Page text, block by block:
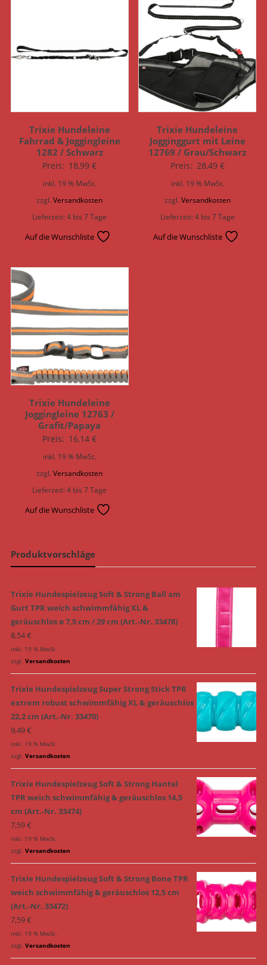
Trixie Hundeleine
Fahrrad & Joggingleine
1282 / Schwarz
Preis: 18,99€
inkl. 19 % MwSt.
zzgl.Versandkosten
Lieferzeit:4 bis 7 Tage
Auf die Wunschliste
Trixie Hundeleine
Jogginggurt mit Leine
12769 / Grau/Schwarz
Preis: 28,49 €
inkl. 19 % MwSt.
zzgl. Versandkosten
Lieferzeit:4 bis 7 Tage
Auf die Wunschliste
Trixie Hundeleine
Joggingleine 12763 /
Grafit/Papaya
Preis: 16,14€
inkl. 19 % MwSt.
zzgl.Versandkosten
Lieferzeit:4 bis 7 Tage
Auf die Wunschliste
Produktvorschläge
Trixie Hundespielzeug Soft & Strong Ball am
Gurt TPR weich schwimmfähig XL &
geräuschlos ø 7,5 cm / 29 cm (Art.-Nr. 33478)
8,54€
inkl. 19 % MwSt.
zzgl. Versandkosten
Trixie Hundespielzeug Super Strong Stick TPR
extrem robust schwimmfähig XL & geräuschlos
22,2 cm (Art.-Nr. 33470)
9,49€
inkl. 19 % MwSt.
zzgl. Versandkosten
Trixie Hundespielzeug Soft & Strong Hantel
TPR weich schwimmfähig & geräuschlos 14,5
cm (Art.-Nr. 33474)
7,59€
inkl. 19 % MwSt.
zzgl. Versandkosten
Trixie Hundespielzeug Soft & Strong Bone TPR
weich schwimmfähig & geräuschlos 12,5 cm
(Art.-Nr. 33472)
7,59€
inkl. 19 % MwSt.
zzgl. Versandkosten